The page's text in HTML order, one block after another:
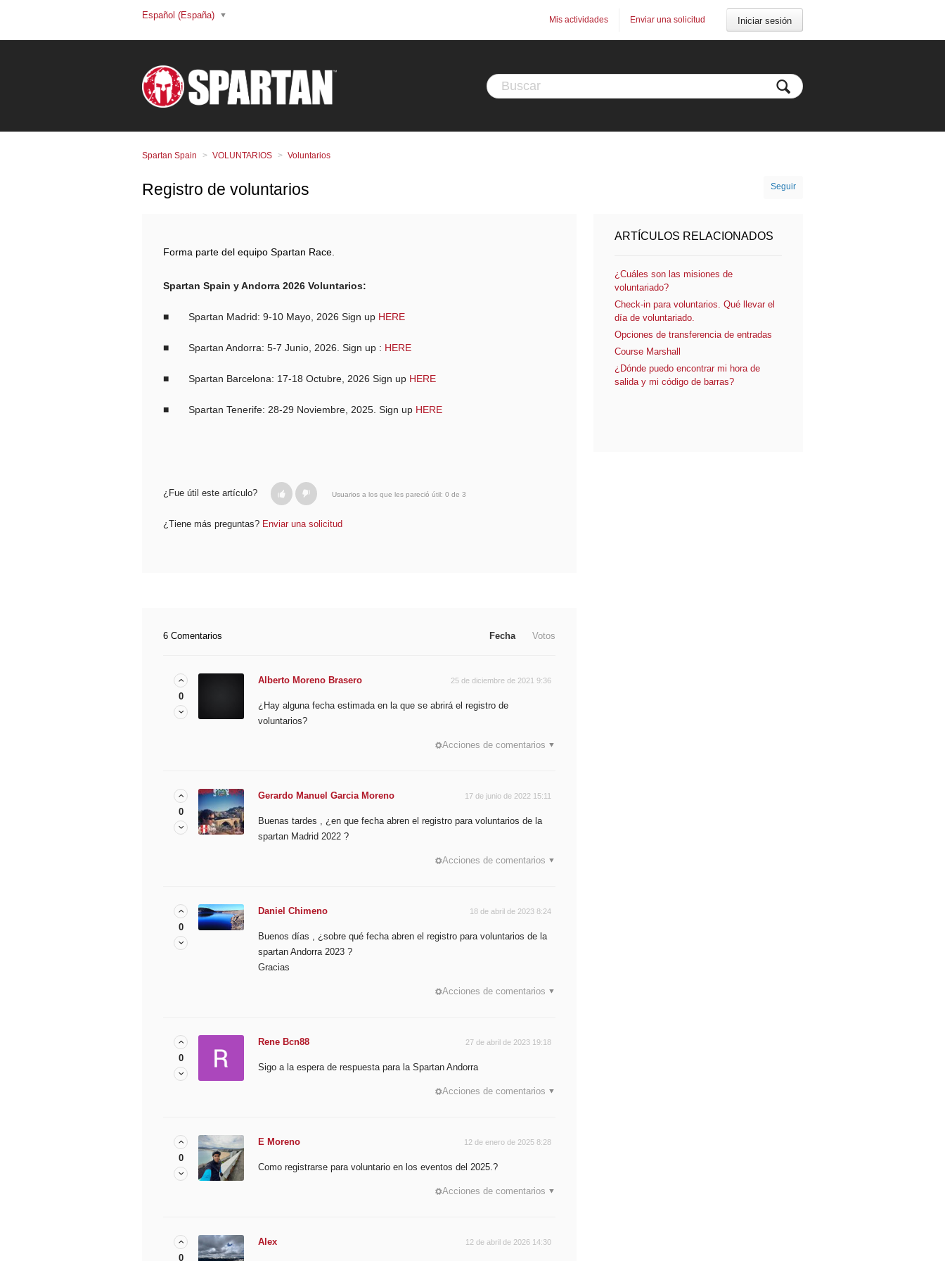
Iniciar sesión
Enviar una solicitud
Mis actividades
Español (España)
Spartan Spain VOLUNTARIOS Voluntarios
Seguir
Registro de voluntarios
Forma parte del equipo Spartan Race.
Spartan Spain y Andorra 2026 Voluntarios:
■ Spartan Madrid: 9-10 Mayo, 2026 Sign up HERE
■ Spartan Andorra: 5-7 Junio, 2026. Sign up : HERE
■ Spartan Barcelona: 17-18 Octubre, 2026 Sign up HERE
■ Spartan Tenerife: 28-29 Noviembre, 2025. Sign up HERE
¿Fue útil este artículo? Usuarios a los que les pareció útil: 0 de 3
¿Tiene más preguntas? Enviar una solicitud
6 Comentarios Fecha Votos
0
Alberto Moreno Brasero 25 de diciembre de 2021 9:36
¿Hay alguna fecha estimada en la que se abrirá el registro de
voluntarios?
Acciones de comentarios
0
Gerardo Manuel Garcia Moreno 17 de junio de 2022 15:11
Buenas tardes , ¿en que fecha abren el registro para voluntarios de la
spartan Madrid 2022 ?
Acciones de comentarios
0
Daniel Chimeno 18 de abril de 2023 8:24
Buenos días , ¿sobre qué fecha abren el registro para voluntarios de la
spartan Andorra 2023 ?
Gracias
Acciones de comentarios
0
Rene Bcn88 27 de abril de 2023 19:18
Sigo a la espera de respuesta para la Spartan Andorra
Acciones de comentarios
0
E Moreno 12 de enero de 2025 8:28
Como registrarse para voluntario en los eventos del 2025.?
Acciones de comentarios
0
Alex 12 de abril de 2026 14:30
ARTÍCULOS RELACIONADOS
¿Cuáles son las misiones de
voluntariado?
Check-in para voluntarios. Qué llevar el
día de voluntariado.
Opciones de transferencia de entradas
Course Marshall
¿Dónde puedo encontrar mi hora de
salida y mi código de barras?